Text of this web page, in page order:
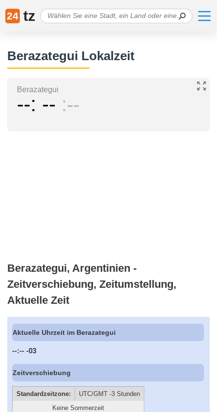
24 tz
Berazategui Lokalzeit
Berazategui
-- -- --
Berazategui, Argentinien -
Zeitverschiebung, Zeitumstellung,
Aktuelle Zeit
Aktuelle Uhrzeit im Berazategui
--:-- -03
Zeitverschiebung
Standardzeitzone:
UTC/GMT -3 Stunden
Keine Sommerzeit